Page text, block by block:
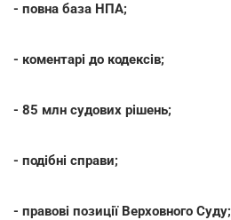
- повна база НПА;
- коментарі до кодексів;
- 85 млн судових рішень;
- подібні справи;
- правові позиції Верховного Суду;